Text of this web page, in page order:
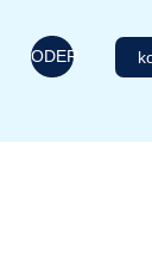
ODER